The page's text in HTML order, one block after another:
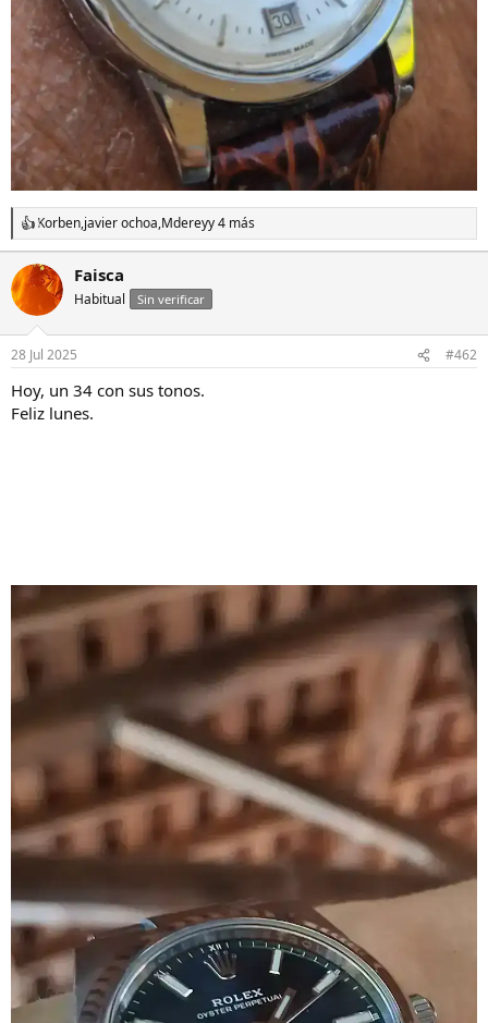
R
e
a
c
c
i
o
n
e
s
Korben,javier ochoa,Mdereyy 4 más
Faisca
Habitual Sin verificar
28 Jul 2025 #462
Hoy, un 34 con sus tonos.
Feliz lunes.